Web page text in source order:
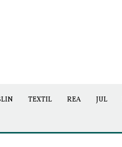
TEXTIL REA JUL